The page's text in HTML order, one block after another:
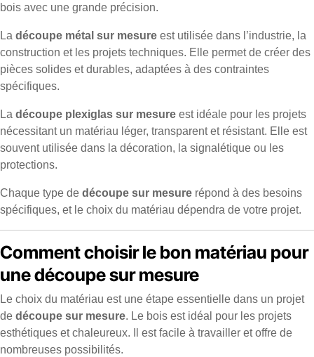
bois avec une grande précision.
La découpe métal sur mesure est utilisée dans l’industrie, la
construction et les projets techniques. Elle permet de créer des
pièces solides et durables, adaptées à des contraintes
spécifiques.
La découpe plexiglas sur mesure est idéale pour les projets
nécessitant un matériau léger, transparent et résistant. Elle est
souvent utilisée dans la décoration, la signalétique ou les
protections.
Chaque type de découpe sur mesure répond à des besoins
spécifiques, et le choix du matériau dépendra de votre projet.
Comment choisir le bon matériau pour
une découpe sur mesure
Le choix du matériau est une étape essentielle dans un projet
de découpe sur mesure. Le bois est idéal pour les projets
esthétiques et chaleureux. Il est facile à travailler et offre de
nombreuses possibilités.